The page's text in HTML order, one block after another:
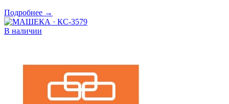
Подробнее →
В наличии